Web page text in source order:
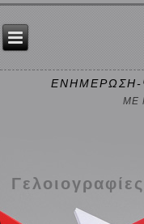
ΕΝΗΜΕΡΩΣΗ-
ΜΕ
Γελοιογραφίες